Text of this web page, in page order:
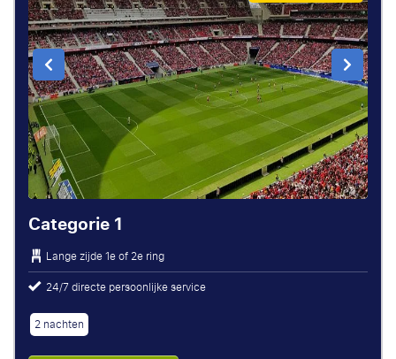
Categorie 1
Lange zijde1e of 2e ring
24/7 directe persoonlijke service
2 nachten